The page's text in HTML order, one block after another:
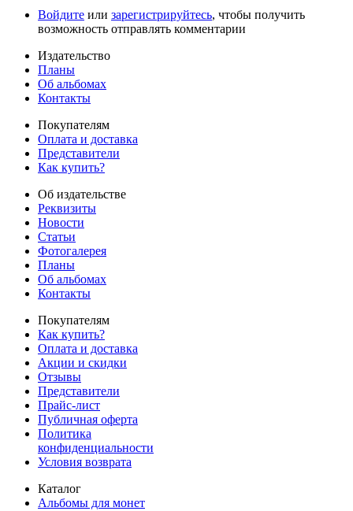
Войдите или зарегистрируйтесь, чтобы получить
возможность отправлять комментарии
Издательство
Планы
Об альбомах
Контакты
Покупателям
Оплата и доставка
Представители
Как купить?
Об издательстве
Реквизиты
Новости
Статьи
Фотогалерея
Планы
Об альбомах
Контакты
Покупателям
Как купить?
Оплата и доставка
Акции и скидки
Отзывы
Представители
Прайс-лист
Публичная оферта
Политика
конфиденциальности
Условия возврата
Каталог
Альбомы для монет